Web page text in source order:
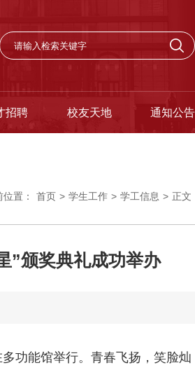
招聘 校友天地 通知公告
位置： 首页 > 学生工作 > 学工信息 > 正文
”颁奖典礼成功举办
功能馆举行。青春飞扬，笑脸灿